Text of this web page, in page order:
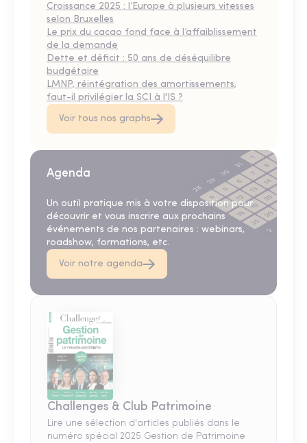
Croissance 2025 : l’Europe à plusieurs vitesses
selon Bruxelles
Le prix du cacao fond face à l’affaiblissement
de la demande
Dette et déficit : 50 ans de déséquilibre
budgétaire
LMNP, réintégration des amortissements,
faut-il privilégier la SCI à l'IS ?
Voir tous nos graphs
Agenda
Un outil pratique mis à votre disposition pour
découvrir et vous inscrire aux prochains
événements de nos partenaires : webinars,
roadshow, formations, etc.
Voir notre agenda
Challenges & Club Patrimoine
Lire une sélection d'articles publiés dans le
numéro spécial 2025 Gestion de Patrimoine